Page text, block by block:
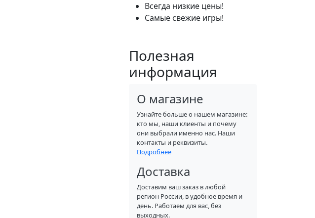
Всегда низкие цены!
Самые свежие игры!
Полезная
информация
О магазине
Узнайте больше о нашем магазине:
кто мы, наши клиенты и почему
они выбрали именно нас. Наши
контакты и реквизиты.
Подробнее
Доставка
Доставим ваш заказ в любой
регион России, в удобное время и
день. Работаем для вас, без
выходных.